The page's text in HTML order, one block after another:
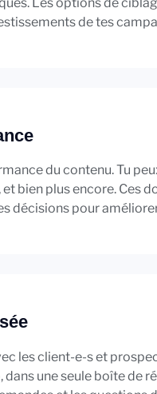
de tes
du contenu. Tu
bien plus encore. Ces
décisions pour
les client-e-s et
une seule boîte de